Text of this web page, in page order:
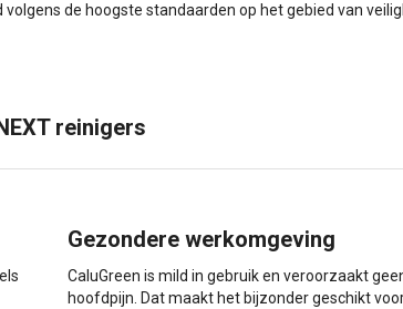
de hoogste standaarden op het gebied van
reinigers
Gezondere werkomgeving
CaluGreen is mild in gebruik en veroorzaakt
hoofdpijn. Dat maakt het bijzonder geschikt